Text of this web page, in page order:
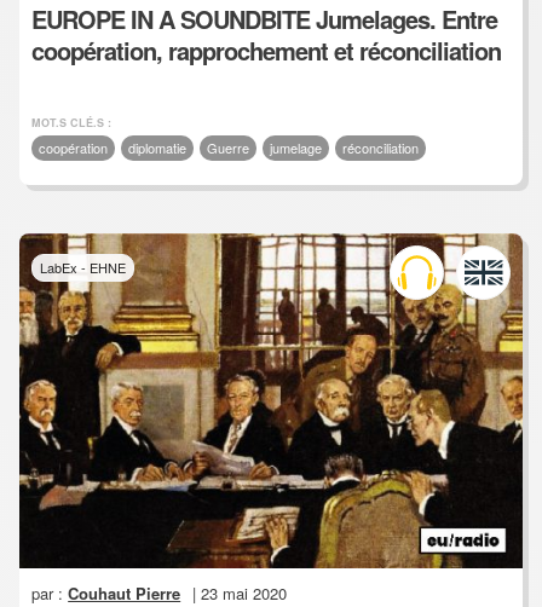
EUROPE IN A SOUNDBITE Jumelages. Entre
coopération, rapprochement et réconciliation
MOT.S CLÉ.S :
coopération diplomatie Guerre jumelage réconciliation
LabEx - EHNE
par :Couhaut Pierre | 23 mai 2020